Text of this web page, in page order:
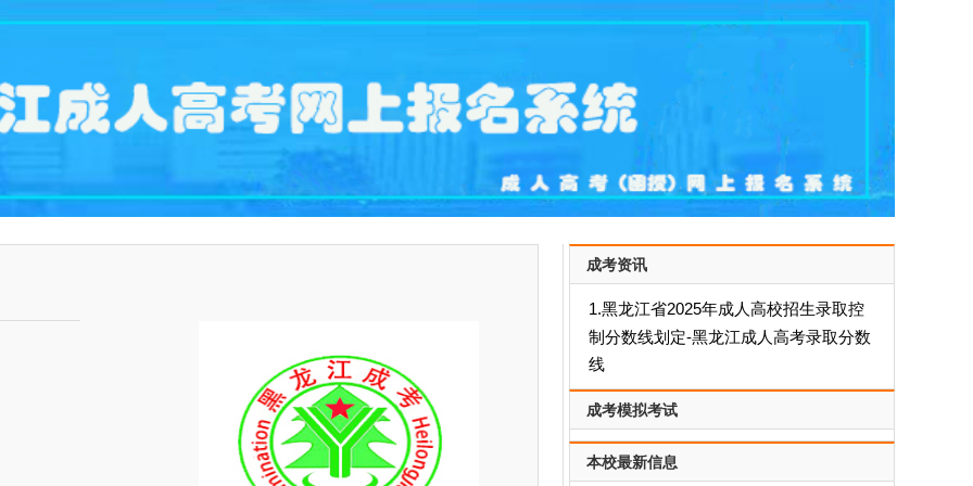
成考资讯
1.黑龙江省2025年成人高校招生录取控
制分数线划定-黑龙江成人高考录取分数
线
成考模拟考试
本校最新信息